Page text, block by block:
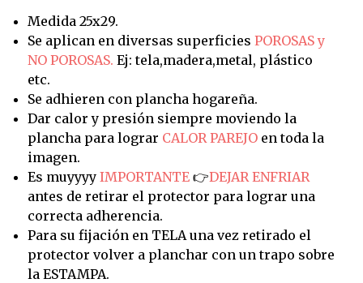
Medida 25x29.
Se aplican en diversas superficies POROSAS y
NO POROSAS. Ej: tela,madera,metal, plástico
etc.
Se adhieren con plancha hogareña.
Dar calor y presión siempre moviendo la
plancha para lograr CALOR PAREJOen toda la
imagen.
Es muyyyy IMPORTANTE👉DEJAR ENFRIAR
antes de retirar el protector para lograr una
correcta adherencia.
Para su fijación en TELA una vez retirado el
protector volver a planchar con un trapo sobre
la ESTAMPA.